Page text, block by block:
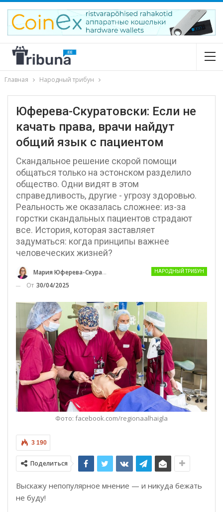
Главная Народный трибун
Юферева-Скуратовски: Если не
качать права, врачи найдут
общий язык с пациентом
Скандальное решение скорой помощи
общаться только на эстонском разделило
общество. Одни видят в этом
справедливость, другие - угрозу здоровью.
Реальность же оказалась сложнее: из-за
горстки скандальных пациентов страдают
все. История, которая заставляет
задуматься: когда принципы важнее
человеческих жизней?
НАРОДНЫЙ ТРИБУН
Мария Юферева-Скуратовски
От 30/04/2025
Фото: facebook.com/regionaalhaigla
3 190
Поделиться
Выскажу непопулярное мнение — и никуда бежать
не буду!